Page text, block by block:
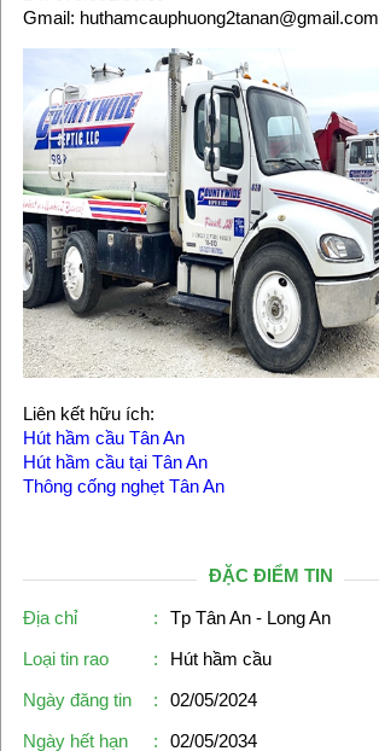
Gmail: huthamcauphuong2tanan@gmail.com
Liên kết hữu ích:
Hút hầm cầu Tân An
Hút hầm cầu tại Tân An
Thông cống nghẹt Tân An
ĐẶC ĐIỂM TIN
Địa chỉ :
Tp Tân An - Long An
Loại tin rao
:
Hút hầm cầu
Ngày đăng tin
:
02/05/2024
Ngày hết hạn
: 02/05/2034